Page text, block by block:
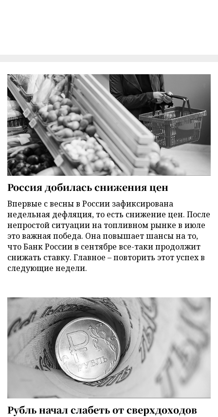
Россия добилась снижения цен
Впервые с весны в России зафиксирована
недельная дефляция, то есть снижение цен. После
непростой ситуации на топливном рынке в июле
это важная победа. Она повышает шансы на то,
что Банк России в сентябре все-таки продолжит
снижать ставку. Главное – повторить этот успех в
следующие недели.
Рубль начал слабеть от сверхдоходов